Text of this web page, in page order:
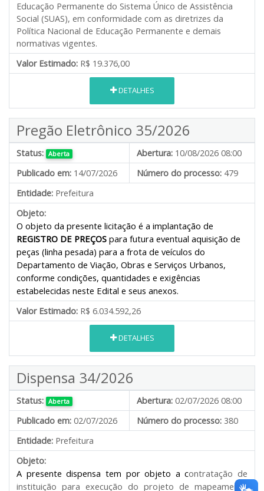
Educação Permanente do Sistema Único de Assistência
Social (SUAS), em conformidade com as diretrizes da
Política Nacional de Educação Permanente e demais
normativas vigentes.
Valor Estimado: R$ 19.376,00
DETALHES
Pregão Eletrônico 35/2026
Status: Aberta Abertura: 10/08/2026 08:00
Publicado em: 14/07/2026 Número do processo: 479
Entidade: Prefeitura
Objeto:
O objeto da presente licitação é a implantação de
REGISTRO DE PREÇOS para futura eventual aquisição de
peças (linha pesada) para a frota de veículos do
Departamento de Viação, Obras e Serviços Urbanos,
conforme condições, quantidades e exigências
estabelecidas neste Edital e seus anexos.
Valor Estimado: R$ 6.034.592,26
DETALHES
Dispensa 34/2026
Status: Aberta Abertura: 02/07/2026 08:00
Publicado em: 02/07/2026 Número do processo: 380
Entidade: Prefeitura
Objeto:
A presente dispensa tem por objeto a contratação de
instituição para execução do projeto de mapeamento